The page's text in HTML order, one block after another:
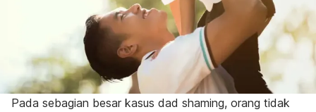
Pada sebagian besar kasus dad shaming, orang tidak